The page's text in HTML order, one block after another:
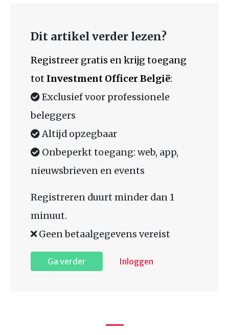
Dit artikel verder lezen?
Registreer gratis en krijg toegang
tot Investment Officer België:
Exclusief voor professionele
beleggers
Altijd opzegbaar
Onbeperkt toegang: web, app,
nieuwsbrieven en events
Registreren duurt minder dan 1
minuut.
Geen betaalgegevens vereist
Ga verder Inloggen